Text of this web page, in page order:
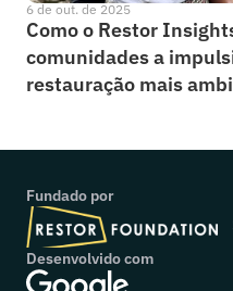
6 de out. de 2025
Como o Restor
comunidades a
restauração mais
Fundado por
Desenvolvido com